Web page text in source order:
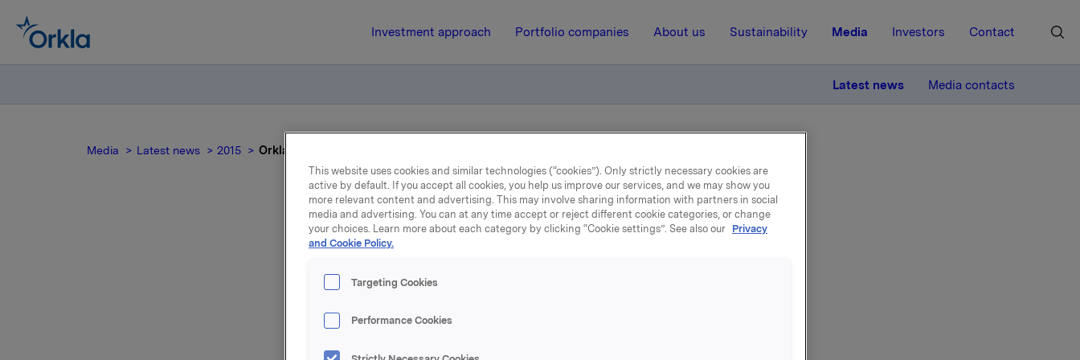
Investment approach Portfolio companies About us Sustainability Media Investors Contact
Latest news Media contacts
Media Latest news 2015 Orkla ASA: Meldepliktig handel - opsjoner
6 November 2015, 8:00 | Regulatory information
Orkla ASA: Meldepliktig handel -
This website uses cookies and similar technologies (“cookies”). Only strictly necessary cookies are
active by default. If you accept all cookies, you help us improve our services, and we may show you
more relevant content and advertising. This may involve sharing information with partners in social
media and advertising. You can at any time accept or reject different cookie categories, or change
your choices. Learn more about each category by clicking “Cookie settings”. See also our Privacy
and Cookie Policy.
Targeting Cookies
Performance Cookies